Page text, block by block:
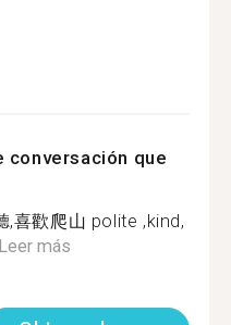
conversación que
,喜歡爬山 polite ,kind,
Leer más